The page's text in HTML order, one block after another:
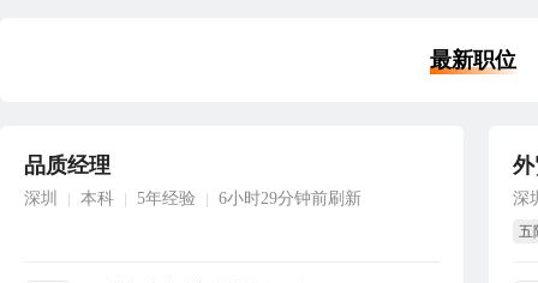
最新职位
品质经理
深圳 本科 5年经验 6小时29分钟前刷新 深
五